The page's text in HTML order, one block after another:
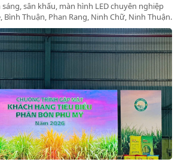
sân khấu, màn hình LED chuyên nghiệp
Bình Thuận, Phan Rang, Ninh Chữ, Ninh Thuận.
gala dinner, hội nghị. Gọi ngay!